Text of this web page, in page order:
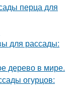
перца для
для рассады:
дерево в мире.
огурцов: